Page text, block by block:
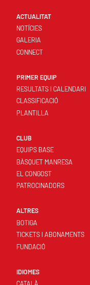
ACTUALITAT
NOTÍCIES
GALERIA
CONNECT
PRIMER EQUIP
RESULTATS I CALENDARI
CLASSIFICACIÓ
PLANTILLA
CLUB
EQUIPS BASE
BÀSQUET MANRESA
EL CONGOST
PATROCINADORS
ALTRES
BOTIGA
TICKETS I ABONAMENTS
FUNDACIÓ
IDIOMES